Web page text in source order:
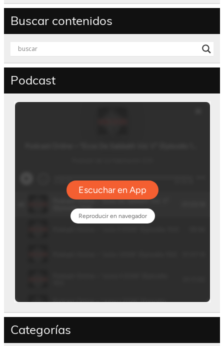
Buscar contenidos
Podcast
Categorías